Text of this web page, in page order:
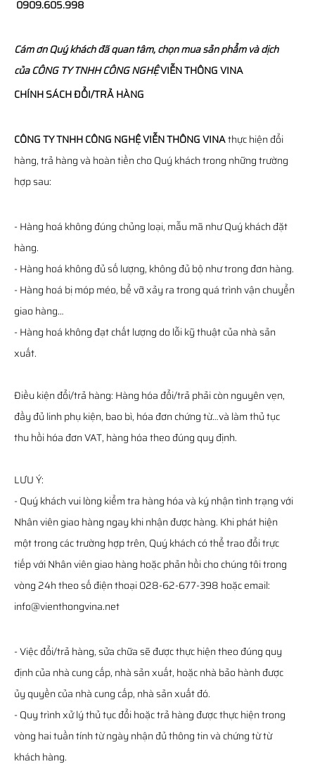
0909.605.998
Cám ơn Quý khách đã quan tâm, chọn mua sản phẩm và dịch
củaCÔNG TY TNHH CÔNG NGHỆVIỄN THÔNGVINA
CHÍNH SÁCH ĐỔI/TRẢ HÀNG
CÔNG TY TNHH CÔNG NGHỆ VIỄN THÔNG VINAthực hiện đổi
hàng, trả hàng và hoàn tiền cho Quý khách trong những trường
hợp sau:
- Hàng hoá không đúng chủng loại, mẫu mã như Quý khách đặt
hàng.
- Hàng hoá không đủ số lượng, không đủ bộ như trong đơn hàng.
- Hàng hoá bị móp méo, bể vỡ xảy ra trong quá trình vận chuyển
giao hàng…
- Hàng hoá không đạt chất lượng do lỗi kỹ thuật của nhà sản
xuất.
Điều kiện đổi/trả hàng: Hàng hóa đổi/trả phải còn nguyên vẹn,
đầy đủ linh phụ kiện, bao bì, hóa đơn chứng từ…và làm thủ tục
thu hồi hóa đơn VAT, hàng hóa theo đúng quy định.
LƯU Ý:
- Quý khách vui lòng kiểm tra hàng hóa và ký nhận tình trạng với
Nhân viên giao hàng ngay khi nhận được hàng. Khi phát hiện
một trong các trường hợp trên, Quý khách có thể trao đổi trực
tiếp với Nhân viên giao hàng hoặc phản hồi cho chúng tôi trong
vòng 24h theo số điện thoại 028-62-677-398 hoặc email:
info@vienthongvina.net
- Việc đổi/trả hàng, sửa chữa sẽ được thực hiện theo đúng quy
định của nhà cung cấp, nhà sản xuất, hoặc nhà bảo hành được
ủy quyền của nhà cung cấp, nhà sản xuất đó.
- Quy trình xử lý thủ tục đổi hoặc trả hàng được thực hiện trong
vòng hai tuần tính từ ngày nhận đủ thông tin và chứng từ từ
khách hàng.